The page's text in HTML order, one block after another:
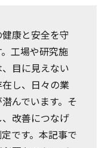
康と安全を守
工場や研究施
目に見えない
し、日々の業
んでいます。そ
改善につなげ
です。本記事で